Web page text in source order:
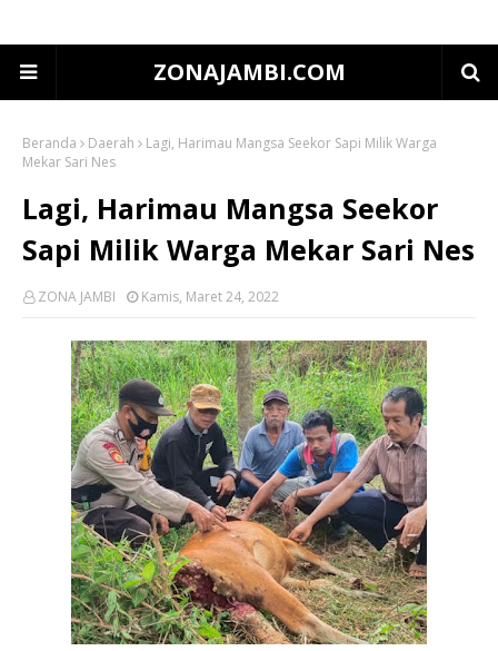
ZONAJAMBI.COM
Beranda Daerah
Lagi, Harimau Mangsa Seekor Sapi Milik Warga
Mekar Sari Nes
Lagi, Harimau Mangsa Seekor
Sapi Milik Warga Mekar Sari Nes
ZONA JAMBI Kamis, Maret 24, 2022